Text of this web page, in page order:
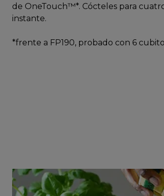
de OneTouch™*. Cócteles para
instante.
*frente a FP190, probado con 6